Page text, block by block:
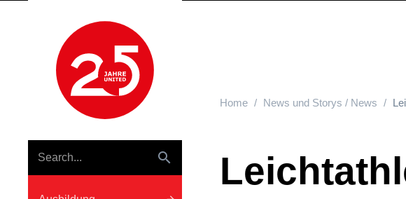
Hauptnavigation
Home News und Storys / News